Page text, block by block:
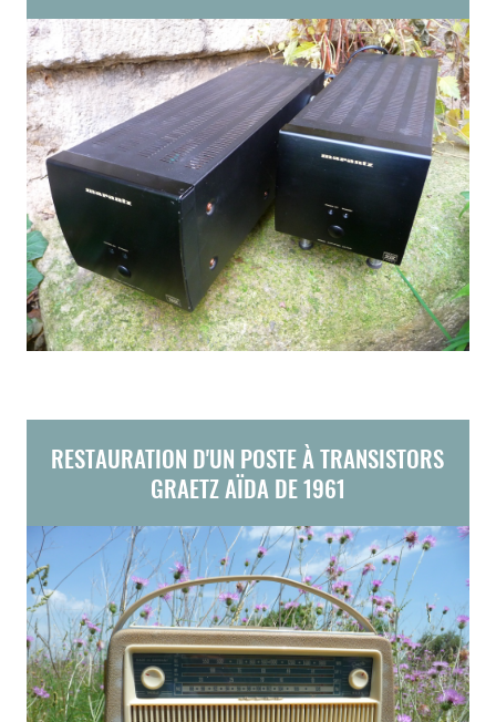
RESTAURATION D'UN POSTE À TRANSISTORS
GRAETZ AÏDA DE 1961